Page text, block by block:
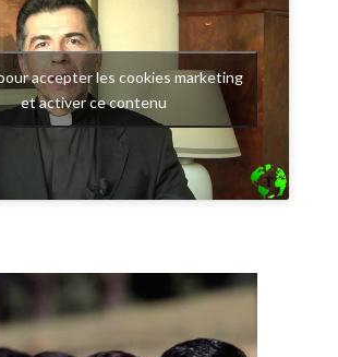
accepter les cookies marketing
et activer ce contenu